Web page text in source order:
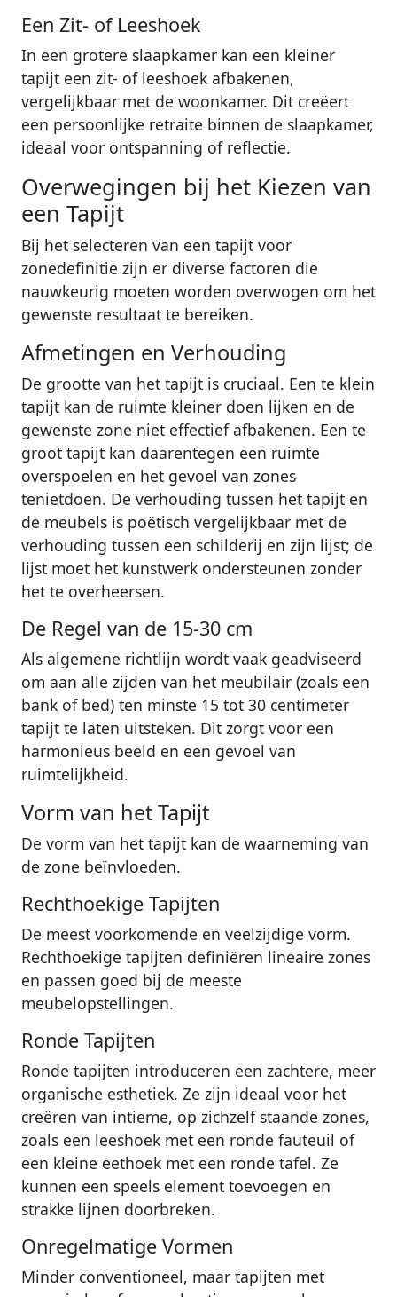
Een Zit- of Leeshoek
In een grotere slaapkamer kan een kleiner
tapijt een zit- of leeshoek afbakenen,
vergelijkbaar met de woonkamer. Dit creëert
een persoonlijke retraite binnen de slaapkamer,
ideaal voor ontspanning of reflectie.
Overwegingen bij het Kiezen van
een Tapijt
Bij het selecteren van een tapijt voor
zonedefinitie zijn er diverse factoren die
nauwkeurig moeten worden overwogen om het
gewenste resultaat te bereiken.
Afmetingen en Verhouding
De grootte van het tapijt is cruciaal. Een te klein
tapijt kan de ruimte kleiner doen lijken en de
gewenste zone niet effectief afbakenen. Een te
groot tapijt kan daarentegen een ruimte
overspoelen en het gevoel van zones
tenietdoen. De verhouding tussen het tapijt en
de meubels is poëtisch vergelijkbaar met de
verhouding tussen een schilderij en zijn lijst; de
lijst moet het kunstwerk ondersteunen zonder
het te overheersen.
De Regel van de 15-30 cm
Als algemene richtlijn wordt vaak geadviseerd
om aan alle zijden van het meubilair (zoals een
bank of bed) ten minste 15 tot 30 centimeter
tapijt te laten uitsteken. Dit zorgt voor een
harmonieus beeld en een gevoel van
ruimtelijkheid.
Vorm van het Tapijt
De vorm van het tapijt kan de waarneming van
de zone beïnvloeden.
Rechthoekige Tapijten
De meest voorkomende en veelzijdige vorm.
Rechthoekige tapijten definiëren lineaire zones
en passen goed bij de meeste
meubelopstellingen.
Ronde Tapijten
Ronde tapijten introduceren een zachtere, meer
organische esthetiek. Ze zijn ideaal voor het
creëren van intieme, op zichzelf staande zones,
zoals een leeshoek met een ronde fauteuil of
een kleine eethoek met een ronde tafel. Ze
kunnen een speels element toevoegen en
strakke lijnen doorbreken.
Onregelmatige Vormen
Minder conventioneel, maar tapijten met